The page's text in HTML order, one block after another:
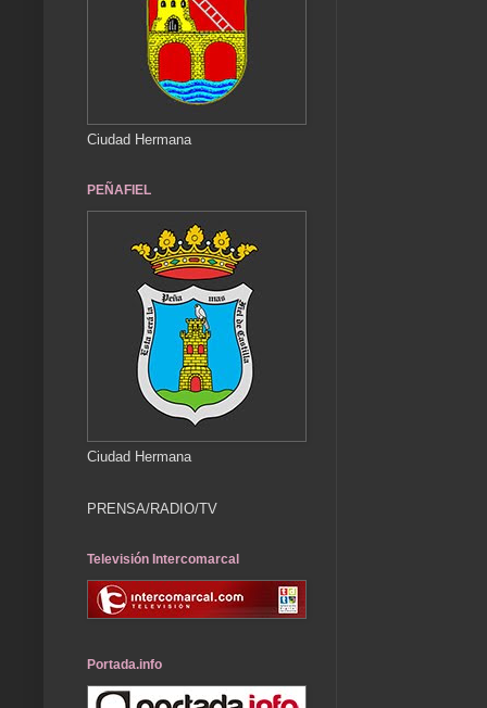
Ciudad Hermana
PEÑAFIEL
Ciudad Hermana
PRENSA/RADIO/TV
Televisión Intercomarcal
Portada.info